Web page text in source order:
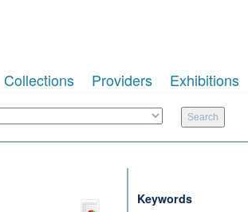
Collections Providers Exhibitions
Keywords